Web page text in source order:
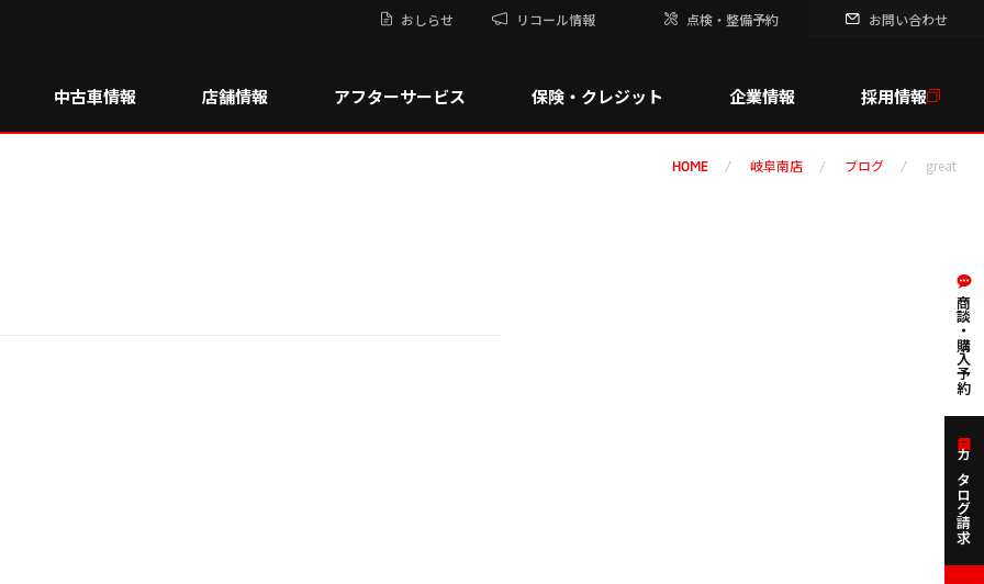
おしらせ リコール情報 点検・整備予約 お問い合わせ
中古車情報 店舗情報 アフターサービス 保険・クレジット 企業情報 採用情報
HOME 岐阜南店 ブログ great
商談・購入予約
カタログ請求